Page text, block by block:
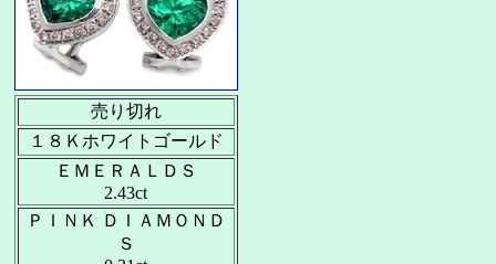
売り切れ
１８Ｋホワイトゴールド
ＥＭＥＲＡＬＤＳ
2.43ct
ＰＩＮＫ ＤＩＡＭＯＮＤ
Ｓ